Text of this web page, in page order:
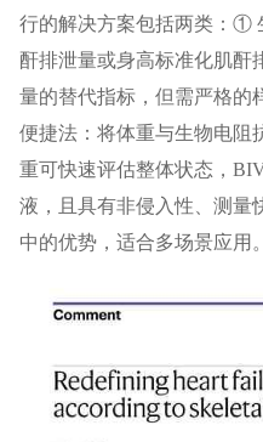
行的解决方案包括两类：①
酐排泄量或身高标准化肌酐
量的替代指标，但需严格
便捷法：将体重与生物电阻
重可快速评估整体状态，
液，且具有非侵入性、测量
中的优势，适合多场景应用。